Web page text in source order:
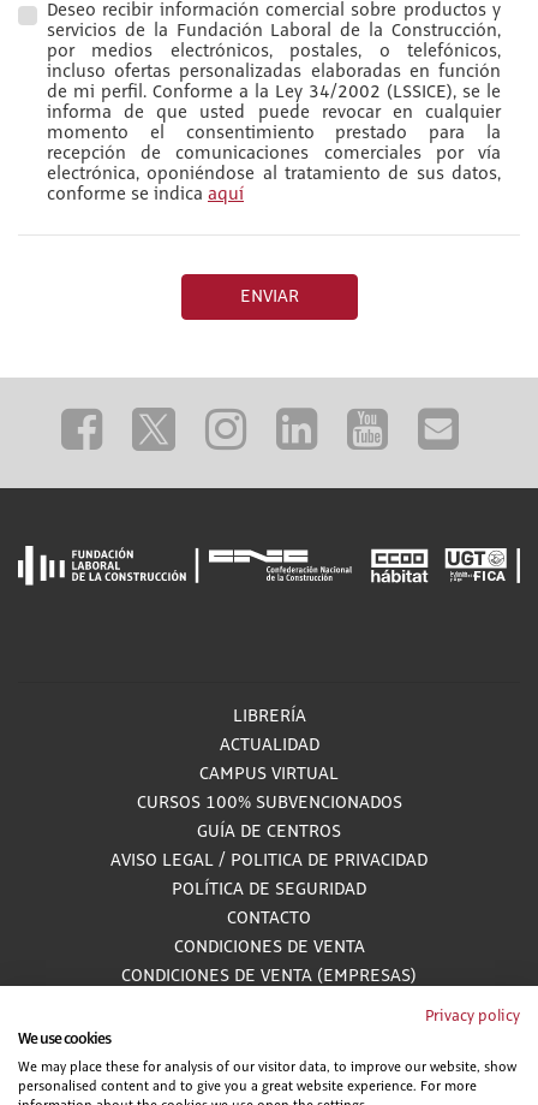
Deseo recibir información comercial sobre productos y
servicios de la Fundación Laboral de la Construcción,
por medios electrónicos, postales, o telefónicos,
incluso ofertas personalizadas elaboradas en función
de mi perfil. Conforme a la Ley 34/2002 (LSSICE), se le
informa de que usted puede revocar en cualquier
momento el consentimiento prestado para la
recepción de comunicaciones comerciales por vía
electrónica, oponiéndose al tratamiento de sus datos,
conforme se indica aquí
ENVIAR
LIBRERÍA
ACTUALIDAD
CAMPUS VIRTUAL
CURSOS 100% SUBVENCIONADOS
GUÍA DE CENTROS
AVISO LEGAL / POLITICA DE PRIVACIDAD
POLÍTICA DE SEGURIDAD
CONTACTO
CONDICIONES DE VENTA
CONDICIONES DE VENTA (EMPRESAS)
ALCANCE GESTIÓN DE DOCUMENTACIÓN
Privacy policy
We use cookies
We may place these for analysis of our visitor data, to improve our website, show
personalised content and to give you a great website experience. For more